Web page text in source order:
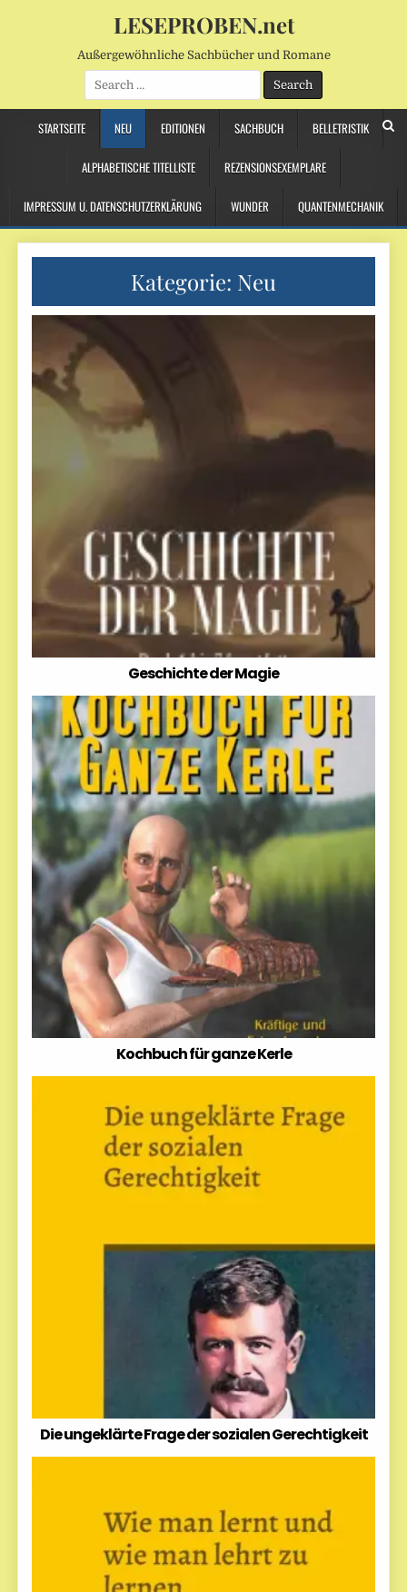
LESEPROBEN.net
Außergewöhnliche Sachbücher und Romane
Search
for:
STARTSEITE NEU EDITIONEN SACHBUCH BELLETRISTIK
ALPHABETISCHE TITELLISTE REZENSIONSEXEMPLARE
IMPRESSUM U. DATENSCHUTZERKLÄRUNG WUNDER QUANTENMECHANIK
Kategorie: Neu
Geschichte der Magie
Kochbuch für ganze Kerle
Die ungeklärte Frage der sozialen Gerechtigkeit